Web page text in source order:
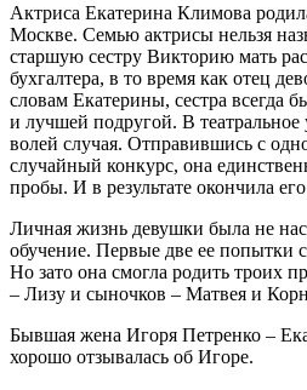
Актриса Екатерина Климова
Москве. Семью актрисы нельзя
старшую сестру Викторию мать
бухгалтера, в то время как отец
словам Екатерины, сестра всегда
и лучшей подругой. В
волей случая. Отправившись с
случайный конкурс, она
пробы. И в результате окончила
Личная жизнь девушки была не
обучение. Первые две ее попытки
Но зато она смогла родить троих
– Лизу и сыночков – Матвея и
Бывшая жена Игоря Петренко –
хорошо отзывалась об Игоре.